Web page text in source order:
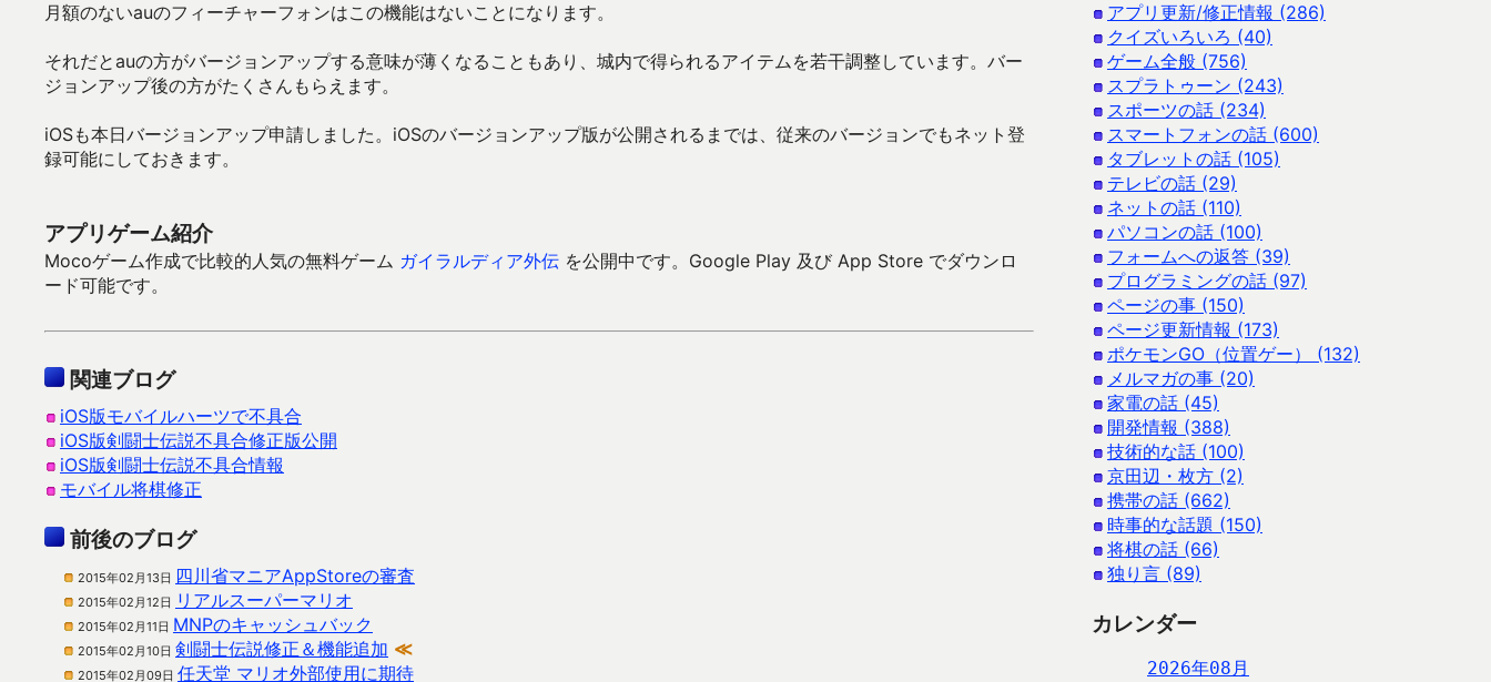
月額のないauのフィーチャーフォンはこの機能はないことになります。
それだとauの方がバージョンアップする意味が薄くなることもあり、城内で得られるアイテムを若干調整しています。バー
ジョンアップ後の方がたくさんもらえます。
iOSも本日バージョンアップ申請しました。iOSのバージョンアップ版が公開されるまでは、従来のバージョンでもネット登
録可能にしておきます。
アプリゲーム紹介
Mocoゲーム作成で比較的人気の無料ゲーム ガイラルディア外伝 を公開中です。Google Play 及び App Store でダウンロ
ード可能です。
関連ブログ
iOS版モバイルハーツで不具合
iOS版剣闘士伝説不具合修正版公開
iOS版剣闘士伝説不具合情報
モバイル将棋修正
前後のブログ
2015年02月13日 四川省マニアAppStoreの審査
2015年02月12日 リアルスーパーマリオ
2015年02月11日 MNPのキャッシュバック
2015年02月10日 剣闘士伝説修正＆機能追加 ≪
2015年02月09日 任天堂 マリオ外部使用に期待
アプリ更新/修正情報 (286)
クイズいろいろ (40)
ゲーム全般 (756)
スプラトゥーン (243)
スポーツの話 (234)
スマートフォンの話 (600)
タブレットの話 (105)
テレビの話 (29)
ネットの話 (110)
パソコンの話 (100)
フォームへの返答 (39)
プログラミングの話 (97)
ページの事 (150)
ページ更新情報 (173)
ポケモンGO（位置ゲー） (132)
メルマガの事 (20)
家電の話 (45)
開発情報 (388)
技術的な話 (100)
京田辺・枚方 (2)
携帯の話 (662)
時事的な話題 (150)
将棋の話 (66)
独り言 (89)
カレンダー
2026年08月